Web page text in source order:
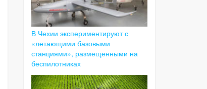
В Чехии экспериментируют с
«летающими базовыми
станциями», размещенными на
беспилотниках